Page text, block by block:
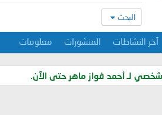
البحث
آخر النشاطات المنشورات معلومات
لـ أحمد فواز ماهر حتى الآن.